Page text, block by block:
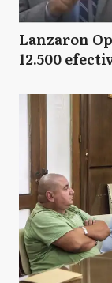
Lanzaron
12.500